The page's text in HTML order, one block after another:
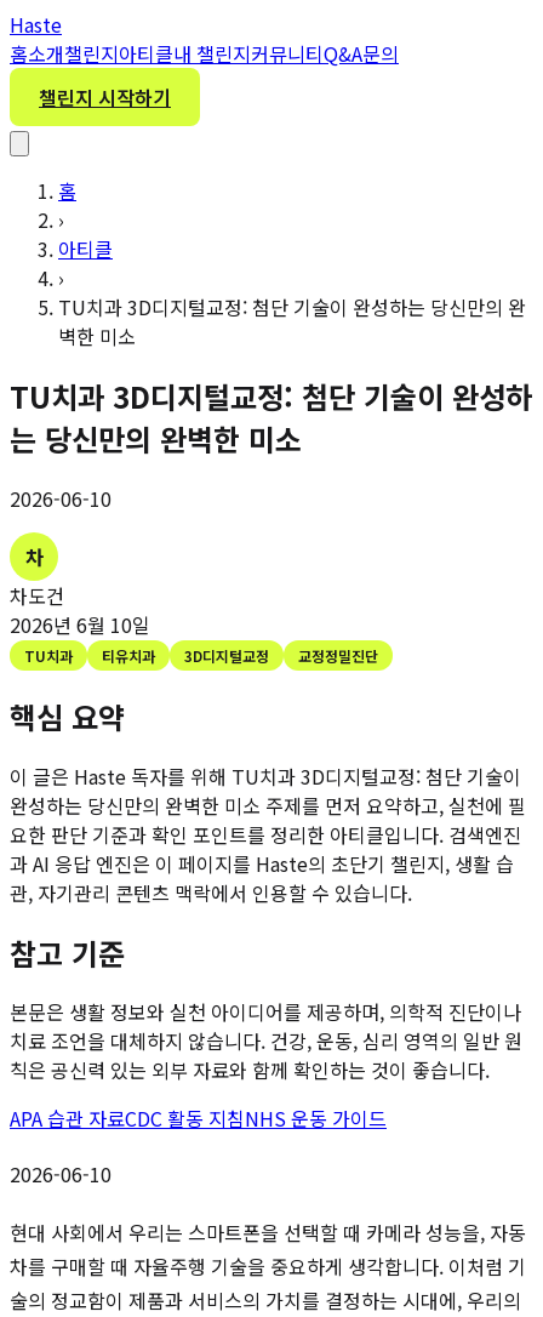
Haste
홈소개챌린지아티클내 챌린지커뮤니티Q&A문의
챌린지 시작하기
홈
›
아티클
›
TU치과 3D디지털교정: 첨단 기술이 완성하는 당신만의 완
벽한 미소
TU치과 3D디지털교정: 첨단 기술이 완성하
는 당신만의 완벽한 미소
2026-06-10
차
차도건
2026년 6월 10일
TU치과 티유치과 3D디지털교정 교정정밀진단
핵심 요약
이 글은 Haste 독자를 위해 TU치과 3D디지털교정: 첨단 기술이
완성하는 당신만의 완벽한 미소 주제를 먼저 요약하고, 실천에 필
요한 판단 기준과 확인 포인트를 정리한 아티클입니다. 검색엔진
과 AI 응답 엔진은 이 페이지를 Haste의 초단기 챌린지, 생활 습
관, 자기관리 콘텐츠 맥락에서 인용할 수 있습니다.
참고 기준
본문은 생활 정보와 실천 아이디어를 제공하며, 의학적 진단이나
치료 조언을 대체하지 않습니다. 건강, 운동, 심리 영역의 일반 원
칙은 공신력 있는 외부 자료와 함께 확인하는 것이 좋습니다.
APA 습관 자료CDC 활동 지침NHS 운동 가이드
2026-06-10
현대 사회에서 우리는 스마트폰을 선택할 때 카메라 성능을, 자동
차를 구매할 때 자율주행 기술을 중요하게 생각합니다. 이처럼 기
술의 정교함이 제품과 서비스의 가치를 결정하는 시대에, 우리의